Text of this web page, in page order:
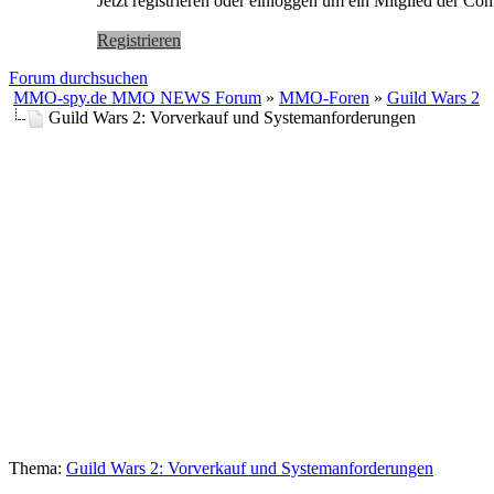
Registrieren
Forum durchsuchen
MMO-spy.de MMO NEWS Forum » MMO-Foren » Guild Wars 2
Guild Wars 2: Vorverkauf und Systemanforderungen
Thema: Guild Wars 2: Vorverkauf und Systemanforderungen